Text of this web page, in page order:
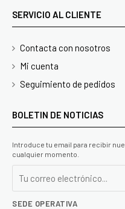
SERVICIO AL CLIENTE
Contacta con nosotros
Mi cuenta
Seguimiento de pedidos
BOLETIN DE NOTICIAS
Introduce tu email para recibir
cualquier momento.
SEDE OPERATIVA